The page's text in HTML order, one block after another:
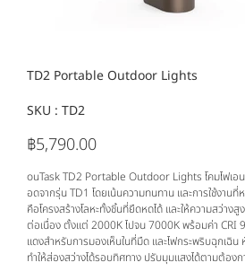
TD2 Portable Outdoor Lights
SKU : SKU
TD2
TD2
ราคา
฿5,790.00
ouTask TD2 Portable Outdoor Lights โคมไฟเ
อดจากรุ่น TD1 โดยเน้นความทนทาน และการใช้งาน
คือโครงสร้างโลหะทั้งชิ้นที่ยืดหดได้ และให้ความสว่า
ต่อเนื่อง ตั้งแต่ 2000K ไปจน 7000K พร้อมค่า CRI
แดงสำหรับการมองเห็นในที่มืด และไฟกระพริบฉุกเฉิน
ทำให้ส่องสว่างได้รอบทิศทาง ปรับมุมแสงได้ตามต้องก